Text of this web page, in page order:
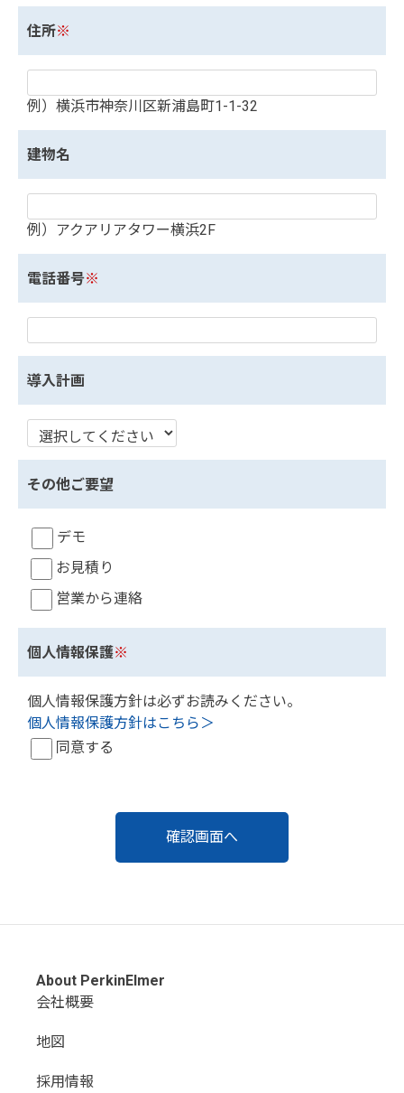
住所※
例）横浜市神奈川区新浦島町1-1-32
建物名
例）アクアリアタワー横浜2F
電話番号※
導入計画
その他ご要望
デモ
お見積り
営業から連絡
個人情報保護※
個人情報保護方針は必ずお読みください。
個人情報保護方針はこちら＞
同意する
About PerkinElmer
会社概要
地図
採用情報